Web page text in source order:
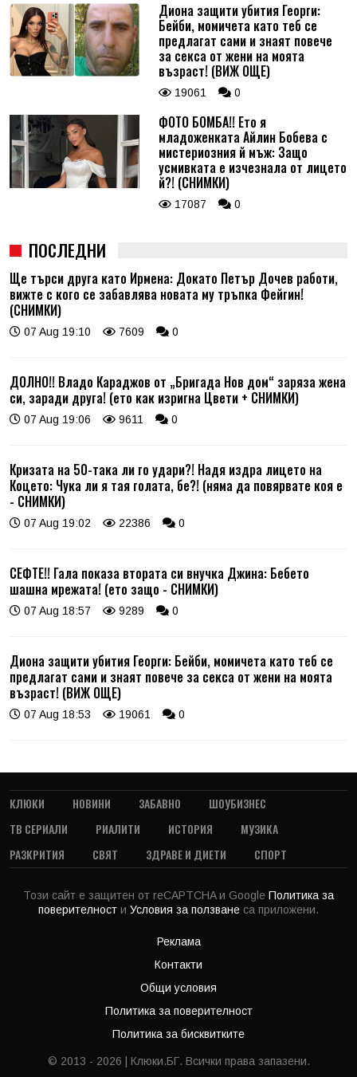
Диона защити убития Георги:
Бейби, момичета като теб се
предлагат сами и знаят повече
за секса от жени на моята
възраст! (ВИЖ ОЩЕ)
19061 0
ФОТО БОМБА!! Ето я
младоженката Айлин Бобева с
мистериозния й мъж: Защо
усмивката е изчезнала от лицето
й?! (СНИМКИ)
17087 0
ПОСЛЕДНИ
Ще търси друга като Ирмена: Докато Петър Дочев работи,
вижте с кого се забавлява новата му тръпка Фейгин!
(СНИМКИ)
07 Aug 19:10 7609 0
ДОЛНО!! Владо Караджов от „Бригада Нов дом“ заряза жена
си, заради друга! (ето как изригна Цвети + СНИМКИ)
07 Aug 19:06 9611 0
Кризата на 50-така ли го удари?! Надя издра лицето на
Коцето: Чука ли я тая голата, бе?! (няма да повярвате коя е
- СНИМКИ)
07 Aug 19:02 22386 0
СЕФТЕ!! Гала показа втората си внучка Джина: Бебето
шашна мрежата! (ето защо - СНИМКИ)
07 Aug 18:57 9289 0
Диона защити убития Георги: Бейби, момичета като теб се
предлагат сами и знаят повече за секса от жени на моята
възраст! (ВИЖ ОЩЕ)
07 Aug 18:53 19061 0
КЛЮКИ НОВИНИ ЗАБАВНО
ШОУБИЗНЕС
ТВ СЕРИАЛИ
РИАЛИТИ ИСТОРИЯ
МУЗИКА
РАЗКРИТИЯ
СВЯТ ЗДРАВЕ И ДИЕТИ СПОРТ
Този сайт е защитен от reCAPTCHA и Google Политика за
поверителност и Условия за ползване са приложени.
Реклама
Контакти
Общи условия
Политика за поверителност
Политика за бисквитките
© 2013 - 2026 | Клюки.БГ. Всички права запазени.